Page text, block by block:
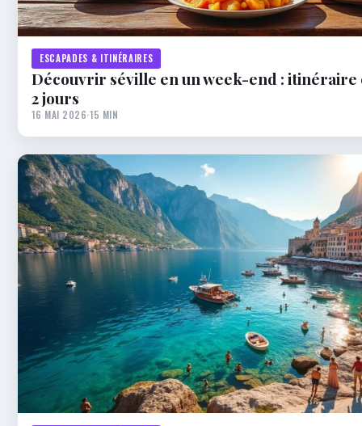
ESCAPADES & ITINÉRAIRES
Découvrir séville en un week-end :
2 jours
16 MAI 2026·15 MIN